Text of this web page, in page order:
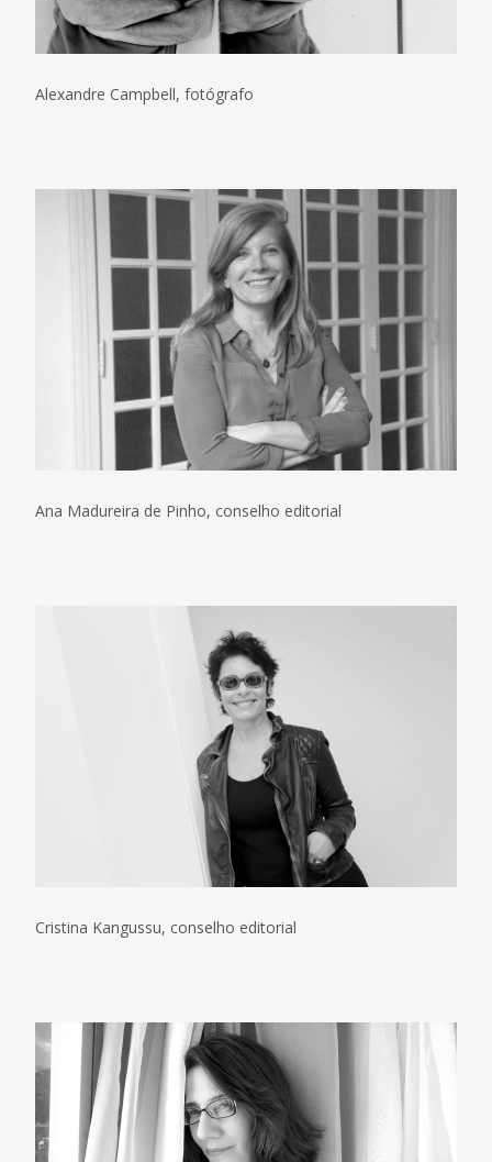
Alexandre Campbell, fotógrafo
Ana Madureira de Pinho, conselho editorial
Cristina Kangussu, conselho editorial